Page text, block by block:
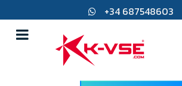
+34 687548603
45217 Ugena, Toledo